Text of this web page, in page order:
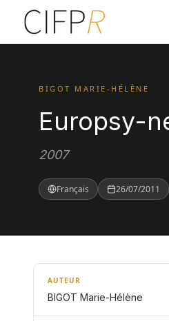
BIGOT MARIE-HÉLÈNE
Europsy-
2007
Français 26/07/2011
AUTEUR
BIGOT Marie-Hélène